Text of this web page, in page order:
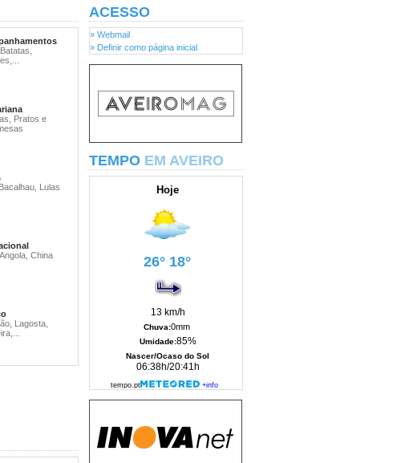
Pratos e
Lulas
China
Lagosta,
ACESSO
» Webmail
» Definir como página inicial
TEMPO EM AVEIRO